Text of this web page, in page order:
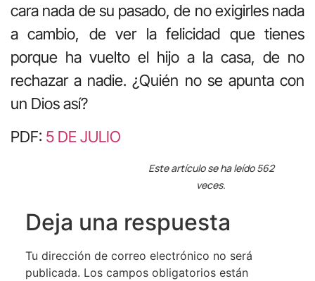
cara nada de su pasado, de no exigirles nada
a cambio, de ver la felicidad que tienes
porque ha vuelto el hijo a la casa, de no
rechazar a nadie. ¿Quién no se apunta con
un Dios así?
PDF: 5 DE JULIO
Este artículo se ha leído 562
veces.
Deja una respuesta
Tu dirección de correo electrónico no será
publicada. Los campos obligatorios están